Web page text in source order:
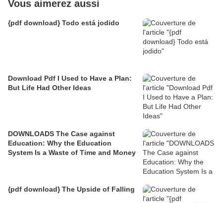
Vous aimerez aussi
{pdf download} Todo está jodido
Download Pdf I Used to Have a Plan:
But Life Had Other Ideas
DOWNLOADS The Case against
Education: Why the Education
System Is a Waste of Time and Money
{pdf download} The Upside of Falling